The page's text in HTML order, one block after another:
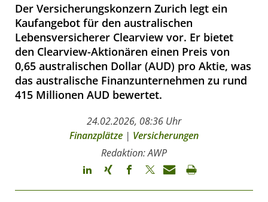
Der Versicherungskonzern Zurich legt ein
Kaufangebot für den australischen
Lebensversicherer Clearview vor. Er bietet
den Clearview-Aktionären einen Preis von
0,65 australischen Dollar (AUD) pro Aktie, was
das australische Finanzunternehmen zu rund
415 Millionen AUD bewertet.
24.02.2026, 08:36 Uhr
Finanzplätze | Versicherungen
Redaktion: AWP